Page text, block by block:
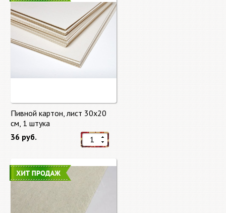
Пивной картон, лист 30х20
cм, 1 штука
36 руб.